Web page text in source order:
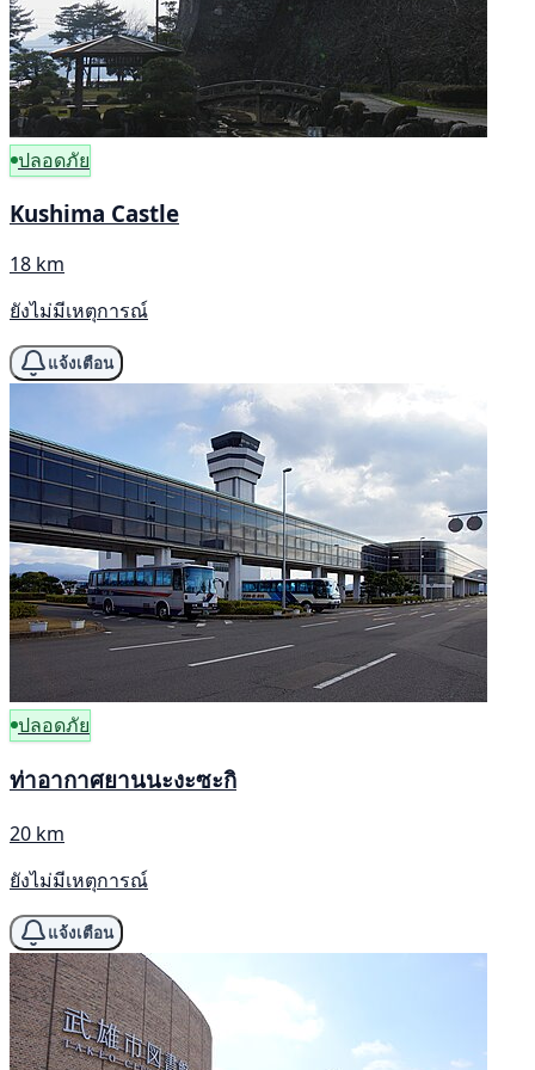
ปลอดภัย
Kushima Castle
18 km
ยังไม่มีเหตุการณ์
แจ้งเตือน
ปลอดภัย
ท่าอากาศยานนะงะซะกิ
20 km
ยังไม่มีเหตุการณ์
แจ้งเตือน